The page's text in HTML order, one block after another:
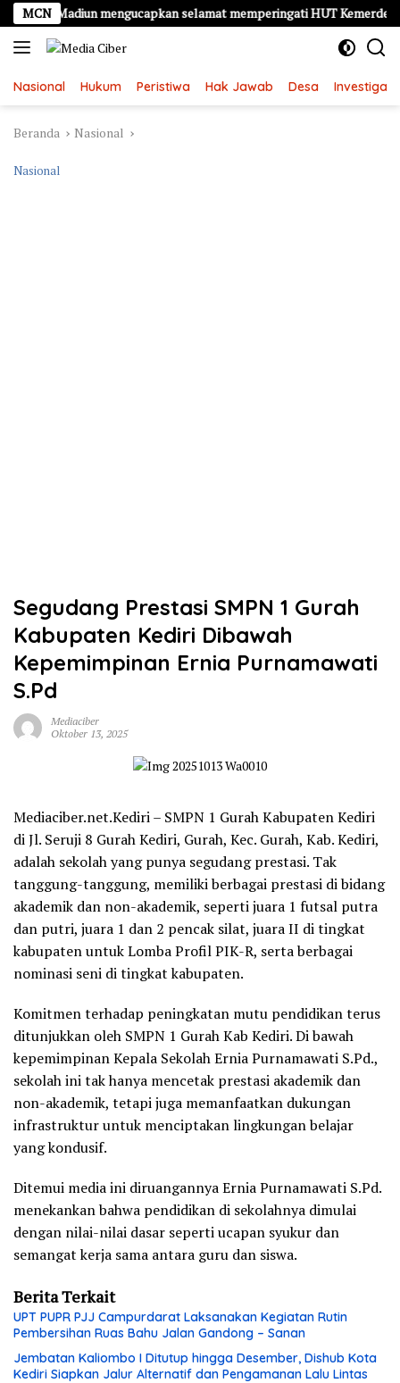
Langsung
ke
konten
MCN
Madiun mengucapkan selamat memperingati HUT Kemerdekaan RI
Nasional Hukum Peristiwa Hak Jawab Desa Investigasi
Beranda Nasional
Nasional
Segudang Prestasi SMPN 1 Gurah
Kabupaten Kediri Dibawah
Kepemimpinan Ernia Purnamawati
S.Pd
Mediaciber
Oktober 13, 2025
Mediaciber.net.Kediri – SMPN 1 Gurah Kabupaten Kediri
di Jl. Seruji 8 Gurah Kediri, Gurah, Kec. Gurah, Kab. Kediri,
adalah sekolah yang punya segudang prestasi. Tak
tanggung-tanggung, memiliki berbagai prestasi di bidang
akademik dan non-akademik, seperti juara 1 futsal putra
dan putri, juara 1 dan 2 pencak silat, juara II di tingkat
kabupaten untuk Lomba Profil PIK-R, serta berbagai
nominasi seni di tingkat kabupaten.
Komitmen terhadap peningkatan mutu pendidikan terus
ditunjukkan oleh SMPN 1 Gurah Kab Kediri. Di bawah
kepemimpinan Kepala Sekolah Ernia Purnamawati S.Pd.,
sekolah ini tak hanya mencetak prestasi akademik dan
non-akademik, tetapi juga memanfaatkan dukungan
infrastruktur untuk menciptakan lingkungan belajar
yang kondusif.
Ditemui media ini diruangannya Ernia Purnamawati S.Pd.
menekankan bahwa pendidikan di sekolahnya dimulai
dengan nilai-nilai dasar seperti ucapan syukur dan
semangat kerja sama antara guru dan siswa.
Berita Terkait
UPT PUPR PJJ Campurdarat Laksanakan Kegiatan Rutin
Pembersihan Ruas Bahu Jalan Gandong – Sanan
Jembatan Kaliombo I Ditutup hingga Desember, Dishub Kota
Kediri Siapkan Jalur Alternatif dan Pengamanan Lalu Lintas